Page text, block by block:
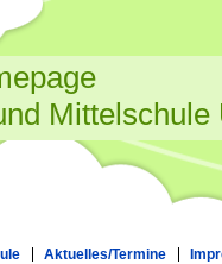
Mittelschule
Aktuelles/Termine